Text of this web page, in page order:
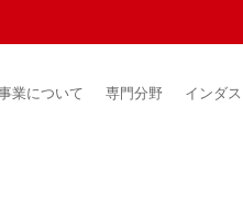
業について 専門分野 インダ